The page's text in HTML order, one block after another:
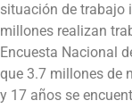
situación de trabajo
millones realizan
Encuesta Nacional
que 3.7 millones de
y 17 años se